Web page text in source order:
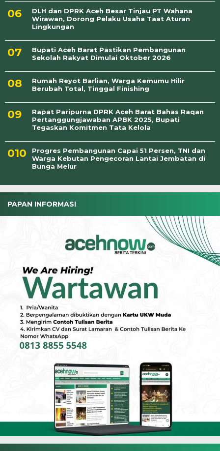
DLH dan DPRK Aceh Besar Tinjau PT Wahana
Wirawan, Dorong Pelaku Usaha Taat Aturan
Lingkungan
Bupati Aceh Barat Pastikan Pembangunan
Sekolah Rakyat Dimulai Oktober 2026
Rumah Reyot Barlian, Warga Kemumu Hilir
Berubah Total, Tinggal Finishing
Rapat Paripurna DPRK Aceh Barat Bahas Raqan
Pertanggungjawaban APBK 2025, Bupati
Tegaskan Komitmen Tata Kelola
Progres Pembangunan Capai 51 Persen, TNI dan
Warga Kebutan Pengecoran Lantai Jembatan di
Bunga Melur
PAPAN INFORMASI